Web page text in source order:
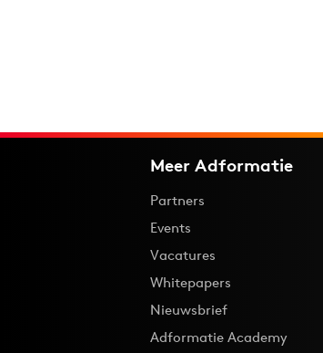
Meer Adformatie
Partners
Events
Vacatures
Whitepapers
Nieuwsbrief
Adformatie Academy